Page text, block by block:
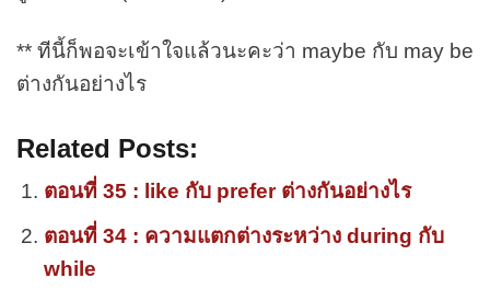
** ทีนี้ก็พอจะเข้าใจแล้วนะคะว่า maybe กับ may be
ต่างกันอย่างไร
Related Posts:
ตอนที่ 35 : like กับ prefer ต่างกันอย่างไร
ตอนที่ 34 : ความแตกต่างระหว่าง during กับ
while